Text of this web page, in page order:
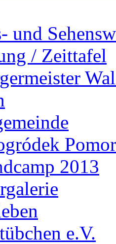
und
/ Zeittafel
2013
e.V.